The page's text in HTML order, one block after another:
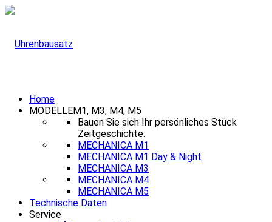
Home
MODELLEM1, M3, M4, M5
Bauen Sie sich Ihr persönliches Stück
Zeitgeschichte.
MECHANICA M1
MECHANICA M1 Day & Night
MECHANICA M3
MECHANICA M4
MECHANICA M5
Technische Daten
Service